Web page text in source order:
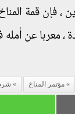
، فإن قمة
، معربا عن
مؤتمر المناخ